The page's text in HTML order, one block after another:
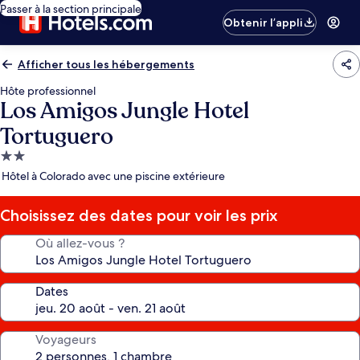
Passer à la section principale
Obtenir l’appli
Afficher tous les hébergements
Hôte professionnel
Los Amigos Jungle Hotel
Tortuguero
Hébergement
2.0 étoiles
Hôtel à Colorado avec une piscine extérieure
Choisissez des dates pour voir les prix
Où allez-vous ?
Dates
Voyageurs